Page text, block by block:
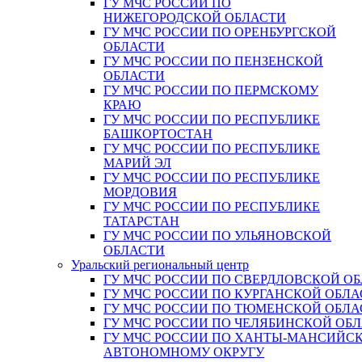
ГУ МЧС РОССИИ ПО
НИЖЕГОРОДСКОЙ ОБЛАСТИ
ГУ МЧС РОССИИ ПО ОРЕНБУРГСКОЙ
ОБЛАСТИ
ГУ МЧС РОССИИ ПО ПЕНЗЕНСКОЙ
ОБЛАСТИ
ГУ МЧС РОССИИ ПО ПЕРМСКОМУ
КРАЮ
ГУ МЧС РОССИИ ПО РЕСПУБЛИКЕ
БАШКОРТОСТАН
ГУ МЧС РОССИИ ПО РЕСПУБЛИКЕ
МАРИЙ ЭЛ
ГУ МЧС РОССИИ ПО РЕСПУБЛИКЕ
МОРДОВИЯ
ГУ МЧС РОССИИ ПО РЕСПУБЛИКЕ
ТАТАРСТАН
ГУ МЧС РОССИИ ПО УЛЬЯНОВСКОЙ
ОБЛАСТИ
Уральский региональный центр
ГУ МЧС РОССИИ ПО СВЕРДЛОВСКОЙ
ГУ МЧС РОССИИ ПО КУРГАНСКОЙ
ГУ МЧС РОССИИ ПО ТЮМЕНСКОЙ
ГУ МЧС РОССИИ ПО ЧЕЛЯБИНСКОЙ
ГУ МЧС РОССИИ ПО ХАНТЫ-
АВТОНОМНОМУ ОКРУГУ